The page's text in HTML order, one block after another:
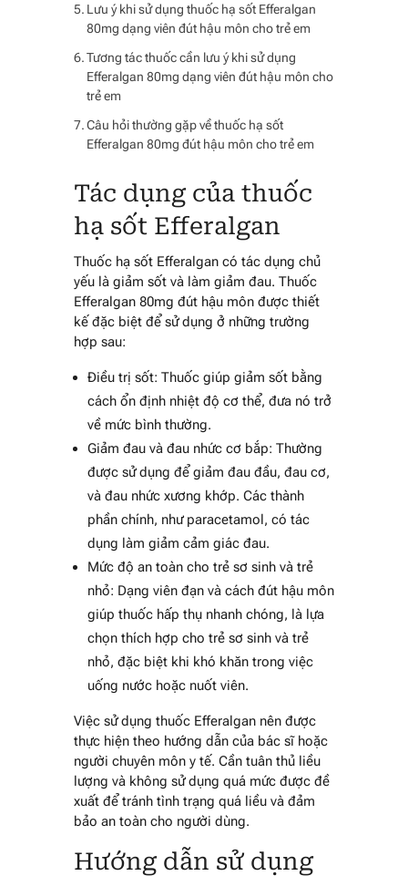
Lưu ý khi sử dụng thuốc hạ sốt Efferalgan
80mg dạng viên đút hậu môn cho trẻ em
Tương tác thuốc cần lưu ý khi sử dụng
Efferalgan 80mg dạng viên đút hậu môn cho
trẻ em
Câu hỏi thường gặp về thuốc hạ sốt
Efferalgan 80mg đút hậu môn cho trẻ em
Tác dụng của thuốc
hạ sốt Efferalgan
Thuốc hạ sốt Efferalgan có tác dụng chủ
yếu là giảm sốt và làm giảm đau. Thuốc
Efferalgan 80mg đút hậu môn được thiết
kế đặc biệt để sử dụng ở những trường
hợp sau:
Điều trị sốt: Thuốc giúp giảm sốt bằng
cách ổn định nhiệt độ cơ thể, đưa nó trở
về mức bình thường.
Giảm đau và đau nhức cơ bắp: Thường
được sử dụng để giảm đau đầu, đau cơ,
và đau nhức xương khớp. Các thành
phần chính, như paracetamol, có tác
dụng làm giảm cảm giác đau.
Mức độ an toàn cho trẻ sơ sinh và trẻ
nhỏ: Dạng viên đạn và cách đút hậu môn
giúp thuốc hấp thụ nhanh chóng, là lựa
chọn thích hợp cho trẻ sơ sinh và trẻ
nhỏ, đặc biệt khi khó khăn trong việc
uống nước hoặc nuốt viên.
Việc sử dụng thuốc Efferalgan nên được
thực hiện theo hướng dẫn của bác sĩ hoặc
người chuyên môn y tế. Cần tuân thủ liều
lượng và không sử dụng quá mức được đề
xuất để tránh tình trạng quá liều và đảm
bảo an toàn cho người dùng.
Hướng dẫn sử dụng